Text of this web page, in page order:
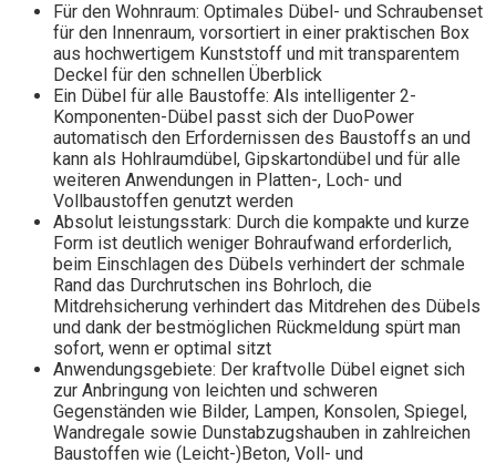
Für den Wohnraum: Optimales Dübel- und Schraubenset
für den Innenraum, vorsortiert in einer praktischen Box
aus hochwertigem Kunststoff und mit transparentem
Deckel für den schnellen Überblick
Ein Dübel für alle Baustoffe: Als intelligenter 2-
Komponenten-Dübel passt sich der DuoPower
automatisch den Erfordernissen des Baustoffs an und
kann als Hohlraumdübel, Gipskartondübel und für alle
weiteren Anwendungen in Platten-, Loch- und
Vollbaustoffen genutzt werden
Absolut leistungsstark: Durch die kompakte und kurze
Form ist deutlich weniger Bohraufwand erforderlich,
beim Einschlagen des Dübels verhindert der schmale
Rand das Durchrutschen ins Bohrloch, die
Mitdrehsicherung verhindert das Mitdrehen des Dübels
und dank der bestmöglichen Rückmeldung spürt man
sofort, wenn er optimal sitzt
Anwendungsgebiete: Der kraftvolle Dübel eignet sich
zur Anbringung von leichten und schweren
Gegenständen wie Bilder, Lampen, Konsolen, Spiegel,
Wandregale sowie Dunstabzugshauben in zahlreichen
Baustoffen wie (Leicht-)Beton, Voll- und